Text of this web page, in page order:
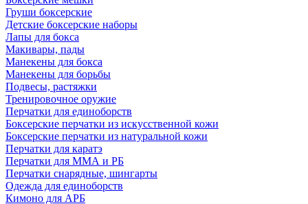
Груши боксерские
Детские боксерские наборы
Лапы для бокса
Макивары, пады
Манекены для бокса
Манекены для борьбы
Подвесы, растяжки
Тренировочное оружие
Перчатки для единоборств
Боксерские перчатки из искусственной кожи
Боксерские перчатки из натуральной кожи
Перчатки для каратэ
Перчатки для ММА и РБ
Перчатки снарядные, шингарты
Одежда для единоборств
Кимоно для АРБ